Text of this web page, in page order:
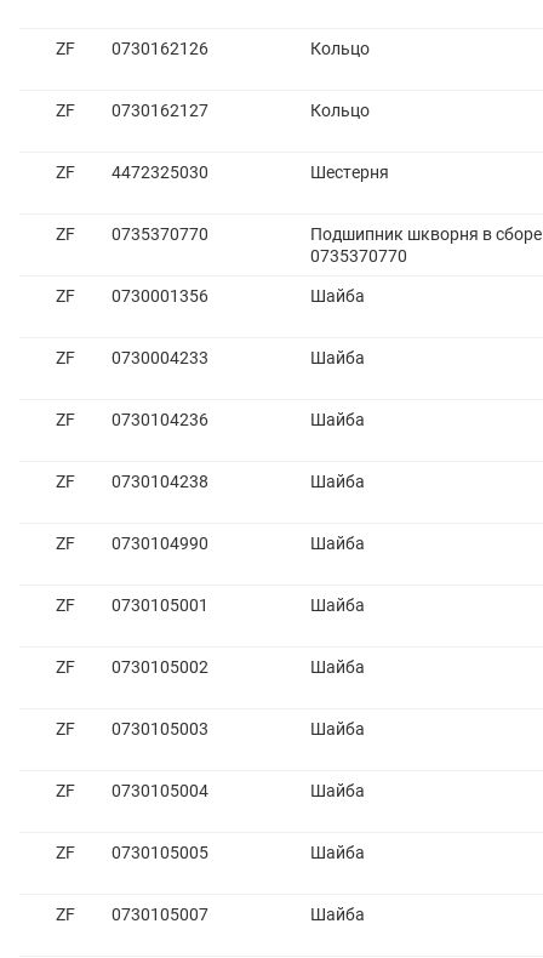
ZF 0730162126 Кольцо
ZF 0730162127 Кольцо
ZF 4472325030 Шестерня
ZF 0735370770
Подшипник шкворня в сборе
0735370770
ZF
0730001356 Шайба
ZF 0730004233 Шайба
ZF 0730104236 Шайба
ZF 0730104238 Шайба
ZF 0730104990 Шайба
ZF 0730105001 Шайба
ZF 0730105002 Шайба
ZF 0730105003 Шайба
ZF 0730105004 Шайба
ZF 0730105005 Шайба
ZF 0730105007 Шайба